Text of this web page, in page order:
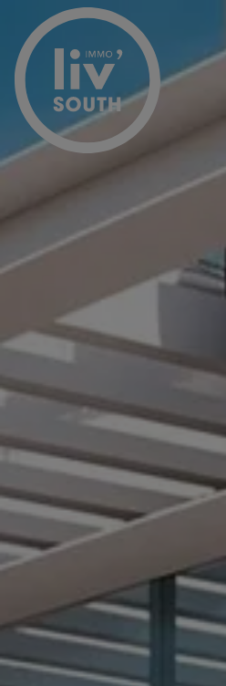
Passer le menu et aller au contenu